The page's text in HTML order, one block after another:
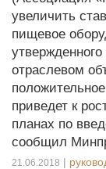
увеличить
пищевое
отраслевом
приведет к
планах по
сообщил
21.06.2018 |